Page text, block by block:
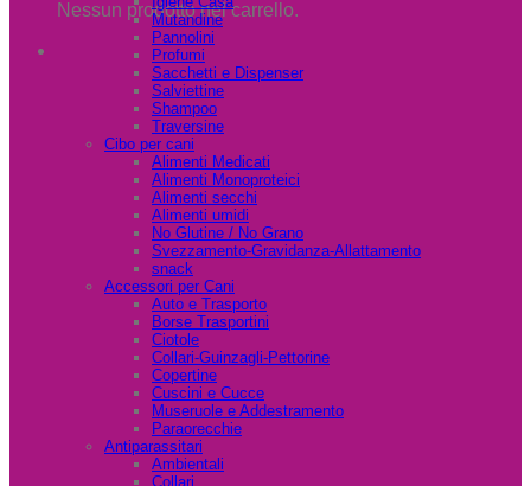
Nessun prodotto nel carrello.
Mutandine
Pannolini
Profumi
Sacchetti e Dispenser
Salviettine
Shampoo
Traversine
Cibo per cani
Alimenti Medicati
Alimenti Monoproteici
Alimenti secchi
Alimenti umidi
No Glutine / No Grano
Svezzamento-Gravidanza-Allattamento
snack
Accessori per Cani
Auto e Trasporto
Borse Trasportini
Ciotole
Collari-Guinzagli-Pettorine
Copertine
Cuscini e Cucce
Museruole e Addestramento
Paraorecchie
Antiparassitari
Ambientali
Collari